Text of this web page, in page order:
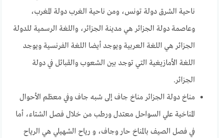
ناحية الشرق دولة تونس، ومن ناحية الغرب دولة المغرب،
وعاصمة دولة الجزائر هي مدينة الجزائر، واللغة الرسمية للدولة
الجزائر هي اللغة العربية ويوجد أيضا اللغة الفرنسية ويوجد
اللغة الأمازيغية التي توجد بين الشعوب والقبائل في دولة
الجزائر.
مناخ دولة الجزائر مناخ جاف إلى شبه جاف وفي معظم الأحوال
المناخية علي السواحل معتدل ورطب من خلال فصل الشتاء، أما
في فصل الصيف بالمناخ حار وجاف، و رياح الشهيلي هي الرياح